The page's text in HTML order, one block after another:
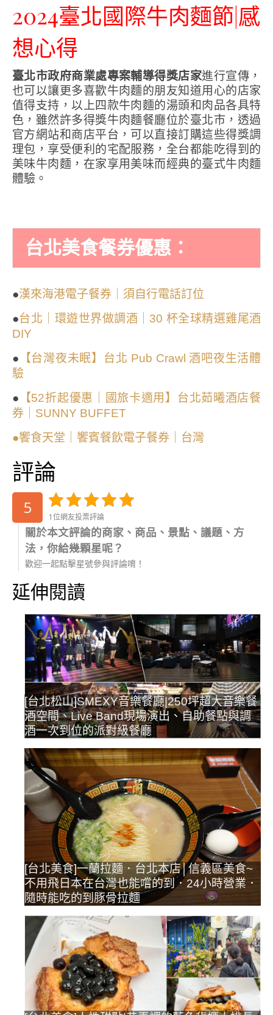
2024臺北國際牛肉麵節|感
想心得
臺北市政府商業處專案輔導得獎店家進行宣傳，
也可以讓更多喜歡牛肉麵的朋友知道用心的店家
值得支持，以上四款牛肉麵的湯頭和肉品各具特
色，雖然許多得獎牛肉麵餐廳位於臺北市，透過
官方網站和商店平台，可以直接訂購這些得獎調
理包，享受便利的宅配服務，全台都能吃得到的
美味牛肉麵，在家享用美味而經典的臺式牛肉麵
體驗。
台北美食餐券優惠：
●漢來海港電子餐券｜須自行電話訂位
●台北｜環遊世界做調酒｜30 杯全球精選雞尾酒
DIY
● 【台灣夜未眠】台北 Pub Crawl 酒吧夜生活體
驗
● 【52折起優惠｜國旅卡適用】台北茹曦酒店餐
券｜SUNNY BUFFET
●饗食天堂｜饗賓餐飲電子餐券｜台灣
評論
5 1位網友投票評論
關於本文評論的商家、商品、景點、議題、方
法，你給幾顆星呢？
歡迎一起點擊星號參與評論唷！
延伸閱讀
[台北松山]SMEXY音樂餐廳|250坪超大音樂餐
酒空間、Live Band現場演出、自助餐點與調
酒一次到位的派對級餐廳
[台北美食]一蘭拉麵．台北本店│信義區美食~
不用飛日本在台灣也能嚐的到．24小時營業．
隨時能吃的到豚骨拉麵